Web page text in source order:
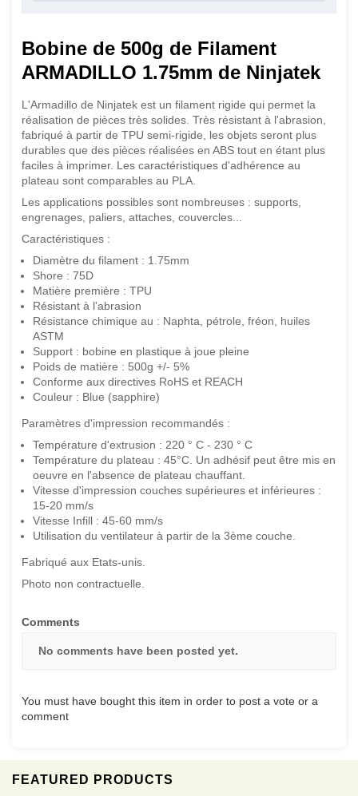
FEATURED PRODUCTS
Bobine de 500g de Filament
ARMADILLO 1.75mm de Ninjatek
L'Armadillo de Ninjatek est un filament rigide qui permet la
réalisation de pièces très solides. Très résistant à l'abrasion,
fabriqué à partir de TPU semi-rigide, les objets seront plus
durables que des pièces réalisées en ABS tout en étant plus
faciles à imprimer. Les caractéristiques d'adhérence au
plateau sont comparables au PLA.
Les applications possibles sont nombreuses : supports,
engrenages, paliers, attaches, couvercles...
Caractéristiques :
Diamètre du filament : 1.75mm
Shore : 75D
Matière première : TPU
Résistant à l'abrasion
Résistance chimique au : Naphta, pétrole, fréon, huiles
ASTM
Support : bobine en plastique à joue pleine
Poids de matière : 500g +/- 5%
Conforme aux directives RoHS et REACH
Couleur : Blue (sapphire)
Paramètres d'impression recommandés :
Température d'extrusion : 220 ° C - 230 ° C
Température du plateau : 45°C. Un adhésif peut être mis en
oeuvre en l'absence de plateau chauffant.
Vitesse d'impression couches supérieures et inférieures :
15-20 mm/s
Vitesse Infill : 45-60 mm/s
Utilisation du ventilateur à partir de la 3ème couche.
Fabriqué aux Etats-unis.
Photo non contractuelle.
Comments
No comments have been posted yet.
You must have bought this item in order to post a vote or a
comment